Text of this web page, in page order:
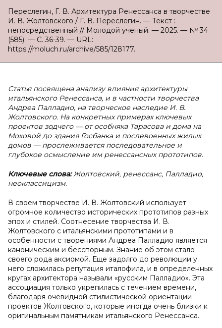
Переслегин, Г. В. Архитектура Ренессанса в творчестве
И. В. Жолтовского / Г. В. Переслегин. — Текст :
непосредственный // Молодой ученый. — 2025. — № 34
(585). — С. 36-39. — URL:
https://moluch.ru/archive/585/128177.
Статья посвящена анализу влияния архитектуры
итальянского Ренессанса, и в частности творчества
Андреа Палладио, на творческое наследие И. В.
Жолтовского. На конкретных примерах ключевых
проектов зодчего — от особняка Тарасова и дома на
Моховой до здания Госбанка и послевоенных жилых
домов — прослеживается последовательное и
глубокое осмысление им ренессансных прототипов.
Ключевые слова:Жолтовский, ренессанс, Палладио,
неоклассицизм.
В своем творчестве И. В. Жолтовский использует
огромное количество исторических прототипов разных
эпох и стилей. Соотнесение творчества И. В.
Жолтовского с итальянскими прототипами и в
особенности с творениями Андреа Палладио является
каноническим и бесспорным. Знание об этом стало
своего рода аксиомой. Еще задолго до революции у
него сложилась репутация италофила, и в определенных
кругах архитектора называли «русским Палладио». Эта
ассоциация только укрепилась с течением времени,
благодаря очевидной стилистической ориентации
проектов Жолтовского, которые иногда очень близки к
оригинальным памятникам итальянского Ренессанса.